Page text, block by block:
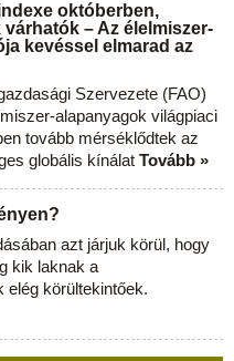
októberben,
– Az élelmiszer-
kevéssel elmarad az
Szervezete (FAO)
alapanyagok világpiaci
tovább mérséklődtek az
globális kínálat Tovább »
azt járjuk körül, hogy
kik laknak a
elég körültekintőek.